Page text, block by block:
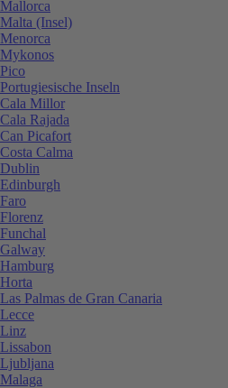
Mallorca
Malta (Insel)
Menorca
Mykonos
Pico
Portugiesische Inseln
Cala Millor
Cala Rajada
Can Picafort
Costa Calma
Dublin
Edinburgh
Faro
Florenz
Funchal
Galway
Hamburg
Horta
Las Palmas de Gran Canaria
Lecce
Linz
Lissabon
Ljubljana
Malaga